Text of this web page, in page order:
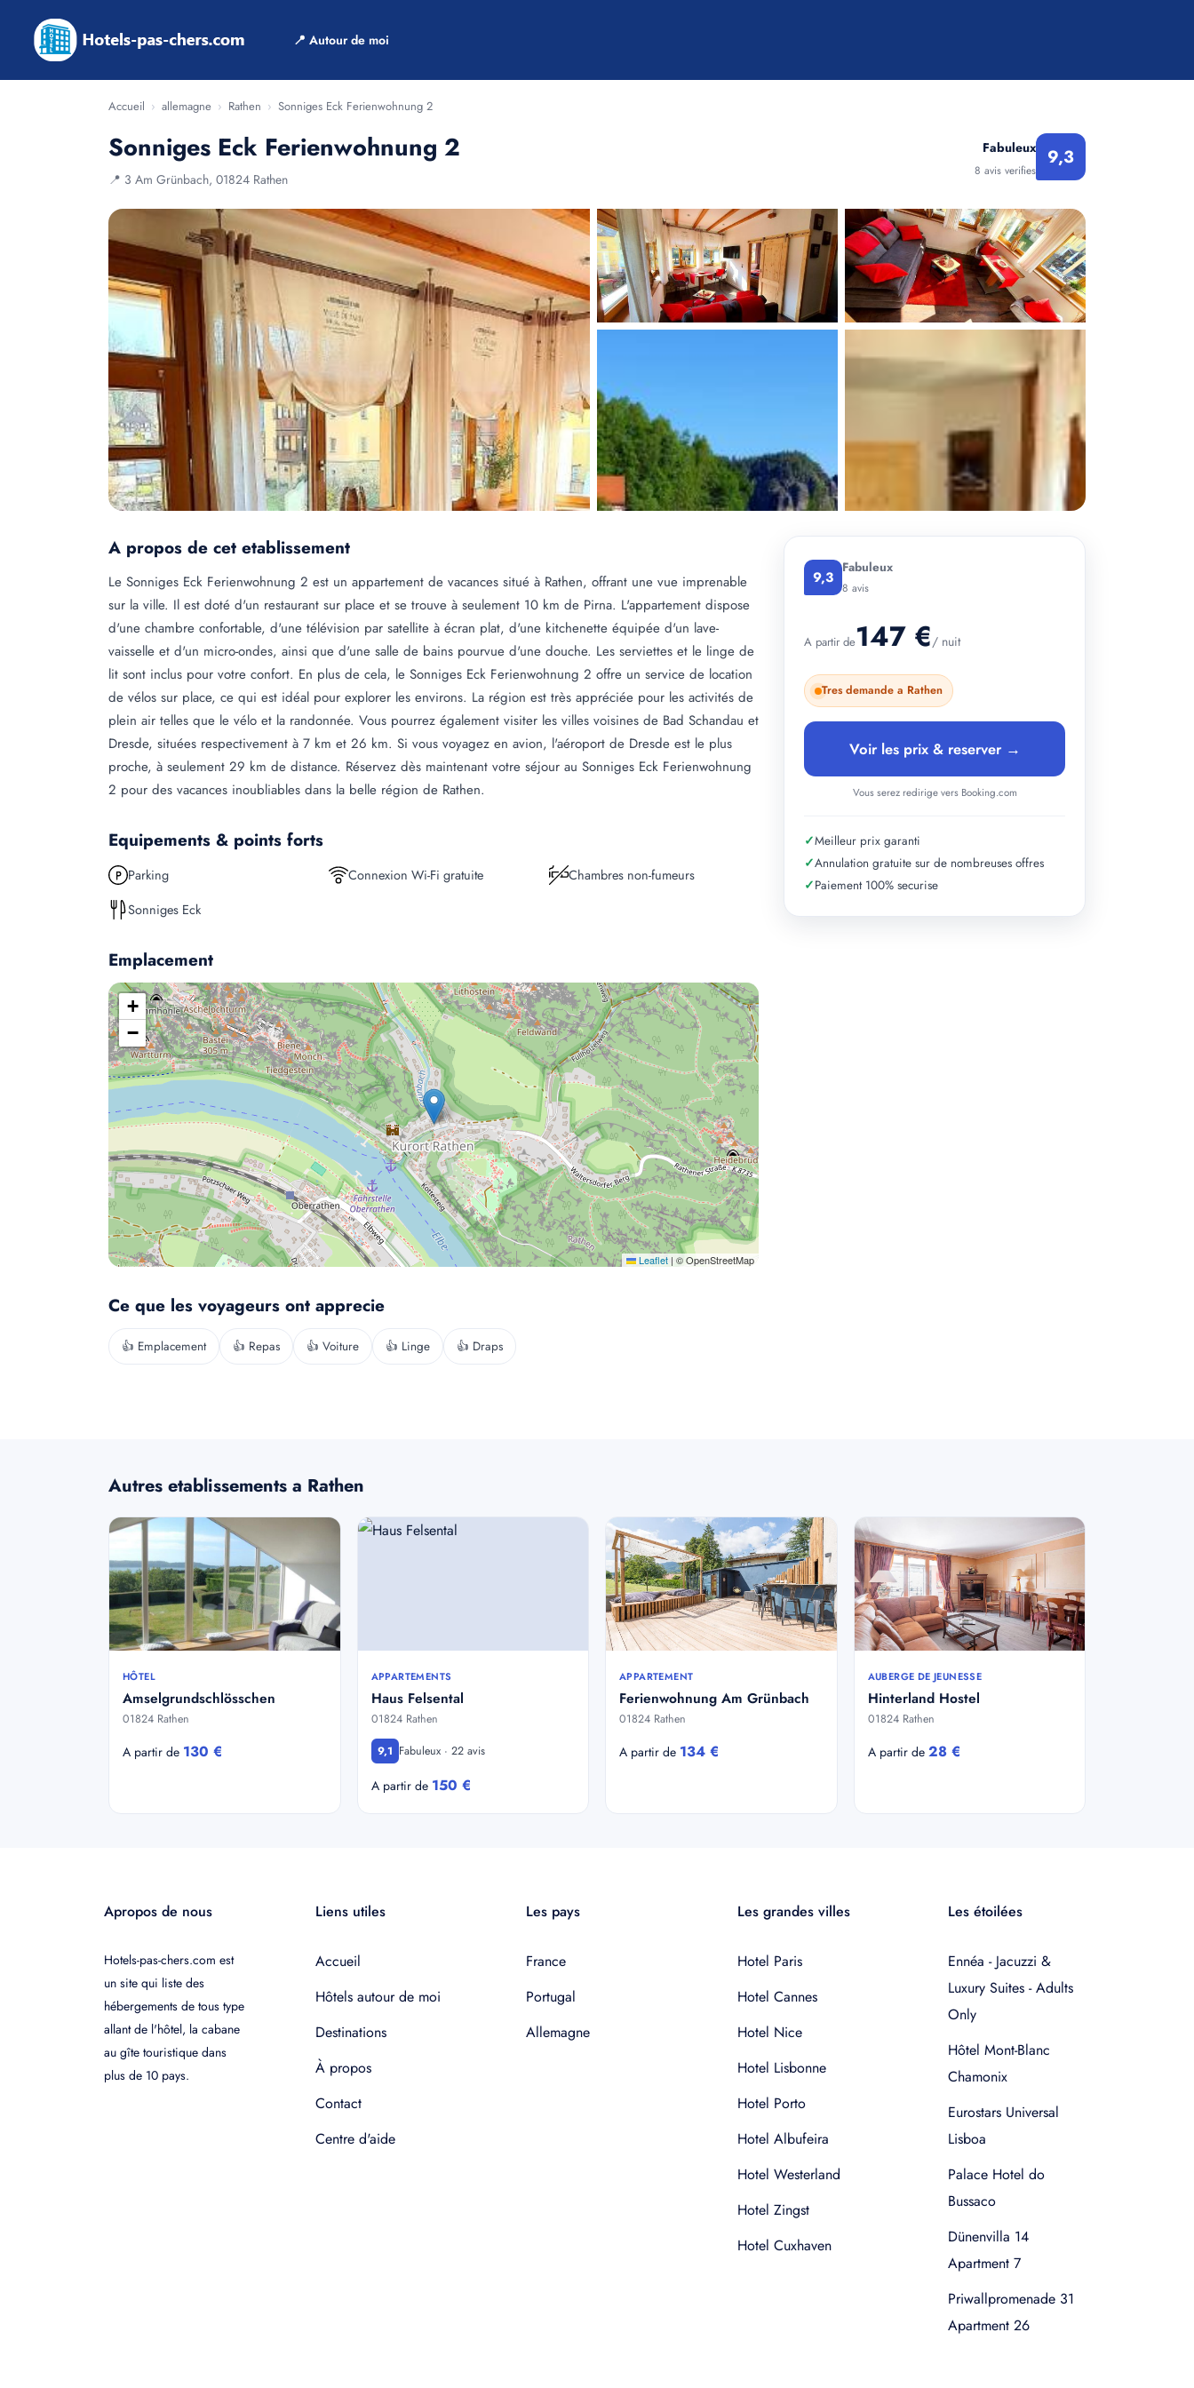
📍 Autour de moi
Accueil › allemagne › Rathen › Sonniges Eck Ferienwohnung 2
Sonniges Eck Ferienwohnung 2
📍 3 Am Grünbach, 01824 Rathen
Fabuleux
8 avis verifies
9,3
+ 1 photos
A propos de cet etablissement
Le Sonniges Eck Ferienwohnung 2 est un appartement de vacances situé à Rathen, offrant une vue imprenable
sur la ville. Il est doté d'un restaurant sur place et se trouve à seulement 10 km de Pirna. L'appartement dispose
d'une chambre confortable, d'une télévision par satellite à écran plat, d'une kitchenette équipée d'un lave-
vaisselle et d'un micro-ondes, ainsi que d'une salle de bains pourvue d'une douche. Les serviettes et le linge de
lit sont inclus pour votre confort. En plus de cela, le Sonniges Eck Ferienwohnung 2 offre un service de location
de vélos sur place, ce qui est idéal pour explorer les environs. La région est très appréciée pour les activités de
plein air telles que le vélo et la randonnée. Vous pourrez également visiter les villes voisines de Bad Schandau et
Dresde, situées respectivement à 7 km et 26 km. Si vous voyagez en avion, l'aéroport de Dresde est le plus
proche, à seulement 29 km de distance. Réservez dès maintenant votre séjour au Sonniges Eck Ferienwohnung
2 pour des vacances inoubliables dans la belle région de Rathen.
Equipements & points forts
Parking Connexion Wi-Fi gratuite
Chambres non-fumeurs
Sonniges Eck
Emplacement
+
−
Leaflet | © OpenStreetMap
Ce que les voyageurs ont apprecie
👍 Emplacement 👍 Repas 👍 Voiture 👍 Linge 👍 Draps
9,3 Fabuleux
8 avis
A partir de147 €/ nuit
Tres demande a Rathen
Voir les prix & reserver →
Vous serez redirige vers Booking.com
✓Meilleur prix garanti
✓Annulation gratuite sur de nombreuses offres
✓Paiement 100% securise
Autres etablissements a Rathen
HÔTEL
Amselgrundschlösschen
01824 Rathen
A partir de 130 €
APPARTEMENTS
Haus Felsental
01824 Rathen
9,1 Fabuleux · 22 avis
A partir de 150 €
APPARTEMENT
Ferienwohnung Am Grünbach
01824 Rathen
A partir de 134 €
AUBERGE DE JEUNESSE
Hinterland Hostel
01824 Rathen
A partir de 28 €
Apropos de nous
Hotels-pas-chers.com est
un site qui liste des
hébergements de tous type
allant de l'hôtel, la cabane
au gîte touristique dans
plus de 10 pays.
Liens utiles
Accueil
Hôtels autour de moi
Destinations
À propos
Contact
Centre d'aide
Les pays
France
Portugal
Allemagne
Les grandes villes
Hotel Paris
Hotel Cannes
Hotel Nice
Hotel Lisbonne
Hotel Porto
Hotel Albufeira
Hotel Westerland
Hotel Zingst
Hotel Cuxhaven
Les étoilées
Ennéa - Jacuzzi &
Luxury Suites - Adults
Only
Hôtel Mont-Blanc
Chamonix
Eurostars Universal
Lisboa
Palace Hotel do
Bussaco
Dünenvilla 14
Apartment 7
Priwallpromenade 31
Apartment 26